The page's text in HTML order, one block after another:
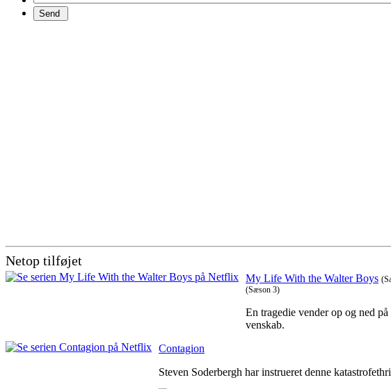
Netop tilføjet
My Life With the Walter Boys
(Sæson 3)
En tragedie vender op og ned
venskab.
Contagion
Steven Soderbergh har instrueret denne